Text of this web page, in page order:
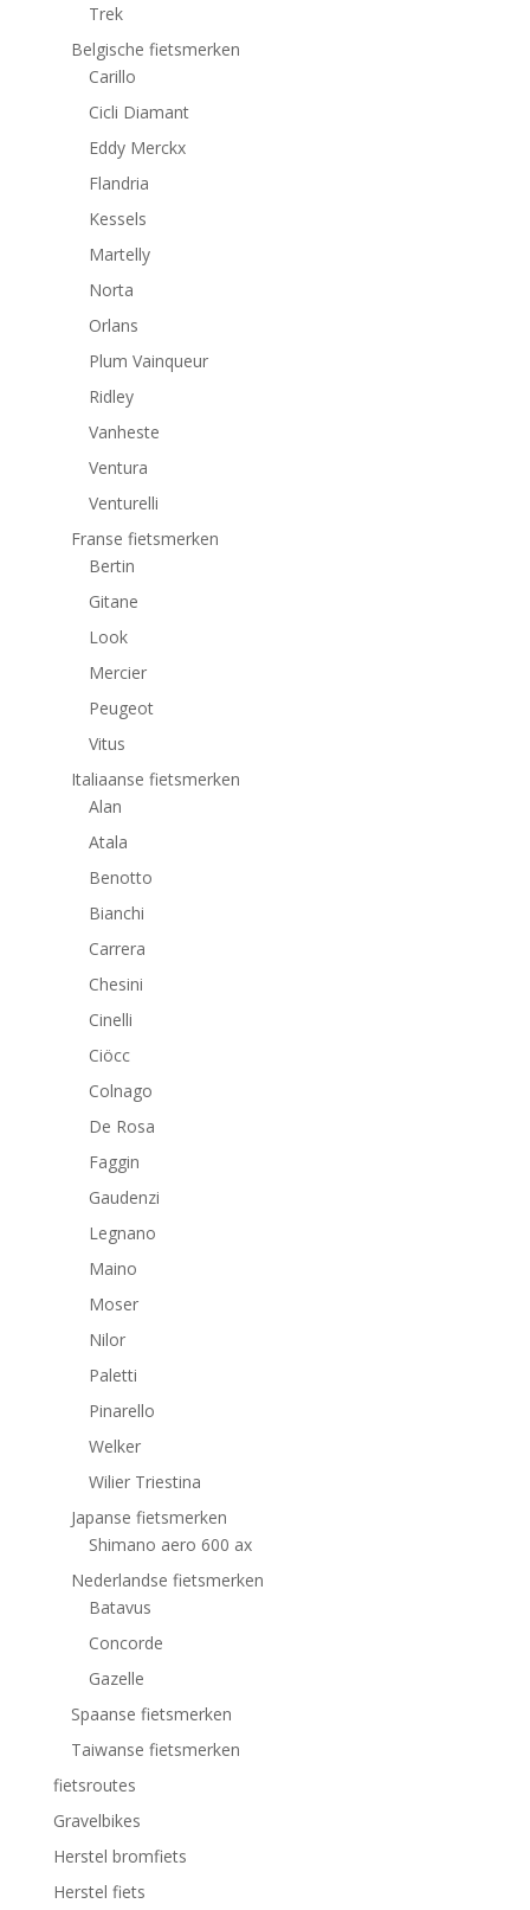
Trek
Belgische fietsmerken
Carillo
Cicli Diamant
Eddy Merckx
Flandria
Kessels
Martelly
Norta
Orlans
Plum Vainqueur
Ridley
Vanheste
Ventura
Venturelli
Franse fietsmerken
Bertin
Gitane
Look
Mercier
Peugeot
Vitus
Italiaanse fietsmerken
Alan
Atala
Benotto
Bianchi
Carrera
Chesini
Cinelli
Ciöcc
Colnago
De Rosa
Faggin
Gaudenzi
Legnano
Maino
Moser
Nilor
Paletti
Pinarello
Welker
Wilier Triestina
Japanse fietsmerken
Shimano aero 600 ax
Nederlandse fietsmerken
Batavus
Concorde
Gazelle
Spaanse fietsmerken
Taiwanse fietsmerken
fietsroutes
Gravelbikes
Herstel bromfiets
Herstel fiets